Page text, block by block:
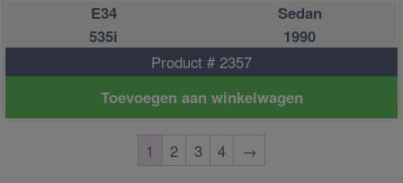
E34
Sedan
535i
1990
Product # 2357
Toevoegen aan winkelwagen
1 2 3 4 →